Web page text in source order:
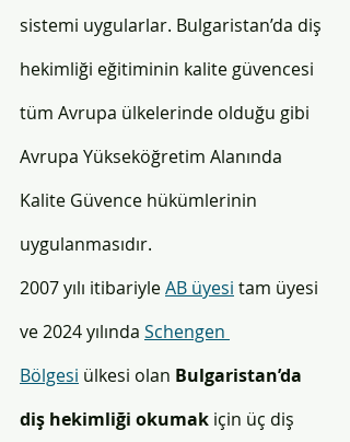
sistemi uygularlar. Bulgaristan’da diş
hekimliği eğitiminin kalite güvencesi
tüm Avrupa ülkelerinde olduğu gibi
Avrupa Yükseköğretim Alanında
Kalite Güvence hükümlerinin
uygulanmasıdır.
2007 yılı itibariyle AB üyesi tam üyesi
ve 2024 yılında Schengen
Bölgesi ülkesi olan Bulgaristan’da
diş hekimliği okumak için üç diş